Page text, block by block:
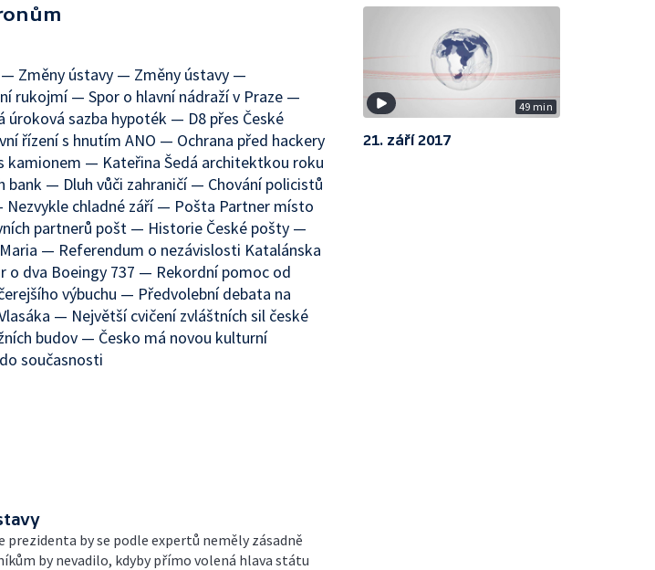
Změny ústavy — Změny ústavy —
rukojmí — Spor o hlavní nádraží v Praze —
úroková sazba hypoték — D8 přes České
řízení s hnutím ANO — Ochrana před hackery
kamionem — Kateřina Šedá architektkou roku
— Dluh vůči zahraničí — Chování policistů
chladné září — Pošta Partner místo
partnerů pošt — Historie České pošty —
— Referendum o nezávislosti Katalánska
dva Boeingy 737 — Rekordní pomoc od
výbuchu — Předvolební debata na
— Největší cvičení zvláštních sil české
budov — Česko má novou kulturní
současnosti
prezidenta by se podle expertů neměly zásadně
by nevadilo, kdyby přímo volená hlava státu
49 min
21. září 2017